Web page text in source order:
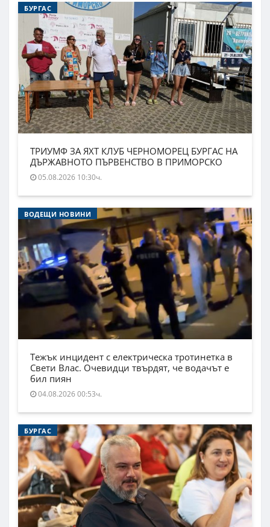
БУРГАС
ТРИУМФ ЗА ЯХТ КЛУБ ЧЕРНОМОРЕЦ БУРГАС НА
ДЪРЖАВНОТО ПЪРВЕНСТВО В ПРИМОРСКО
05.08.2026 10:30ч.
ВОДЕЩИ НОВИНИ
Тежък инцидент с електрическа тротинетка в
Свети Влас. Очевидци твърдят, че водачът е
бил пиян
04.08.2026 00:53ч.
БУРГАС